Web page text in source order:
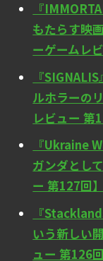
『
もたらす映
ーゲームレ
『
ルホラーの
レビュー 第
『Ukraine
ガンダとし
ー 第127回】
『
いう新しい
ュー 第126回